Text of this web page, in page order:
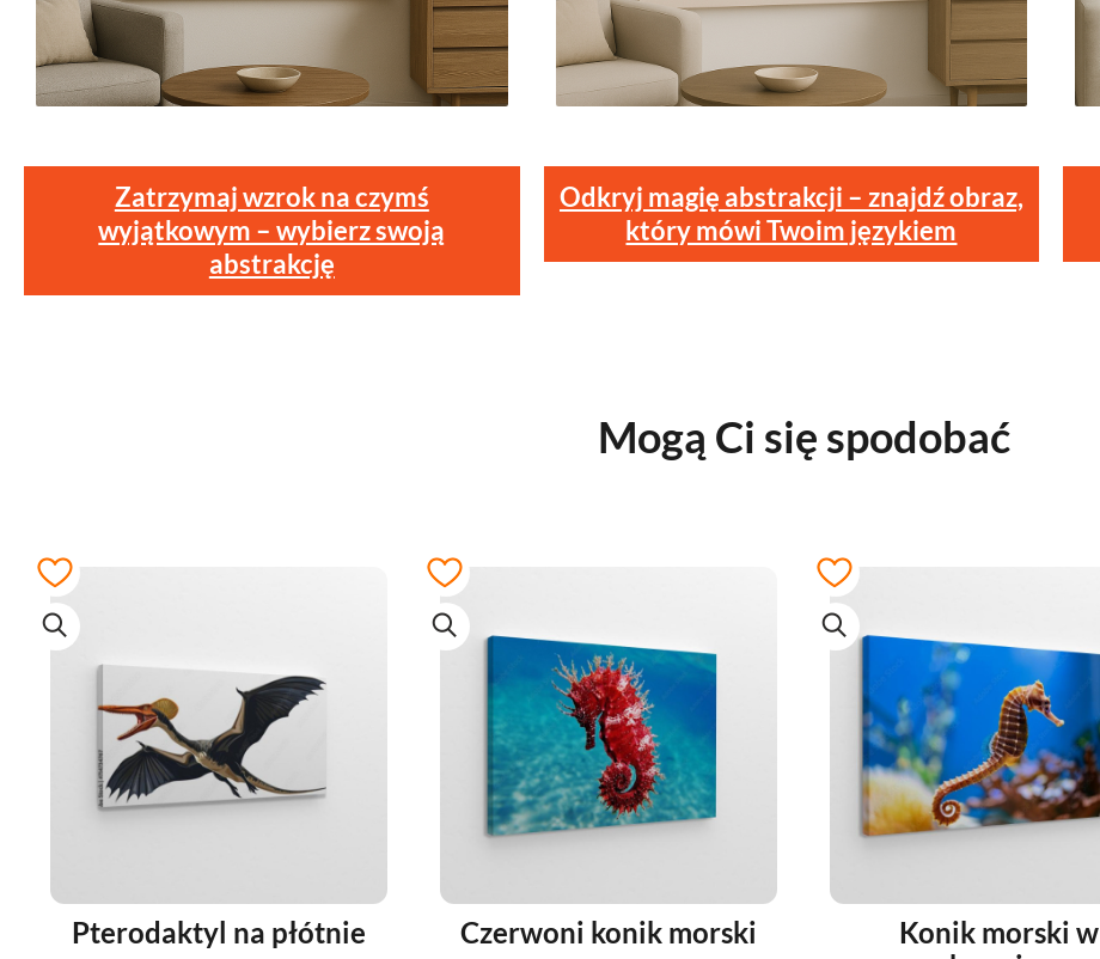
Zatrzymaj wzrok na czymś
wyjątkowym – wybierz swoją
abstrakcję
Odkryj magię abstrakcji – znajdź obraz,
który mówi Twoim językiem
Mogą Ci się spodobać
Pterodaktyl na płótnie Czerwoni konik morski
Konik morski w